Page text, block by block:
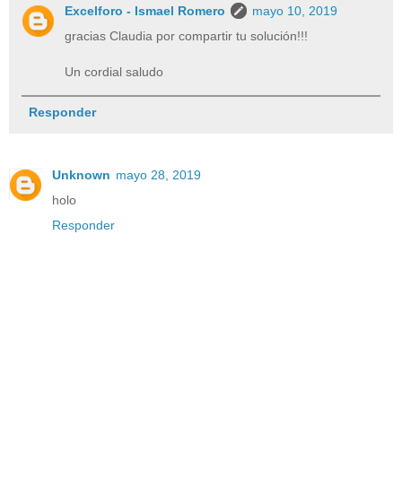
Excelforo - Ismael Romero
mayo 10, 2019
gracias Claudia por compartir tu solución!!!
Un cordial saludo
Responder
Unknown mayo 28, 2019
holo
Responder